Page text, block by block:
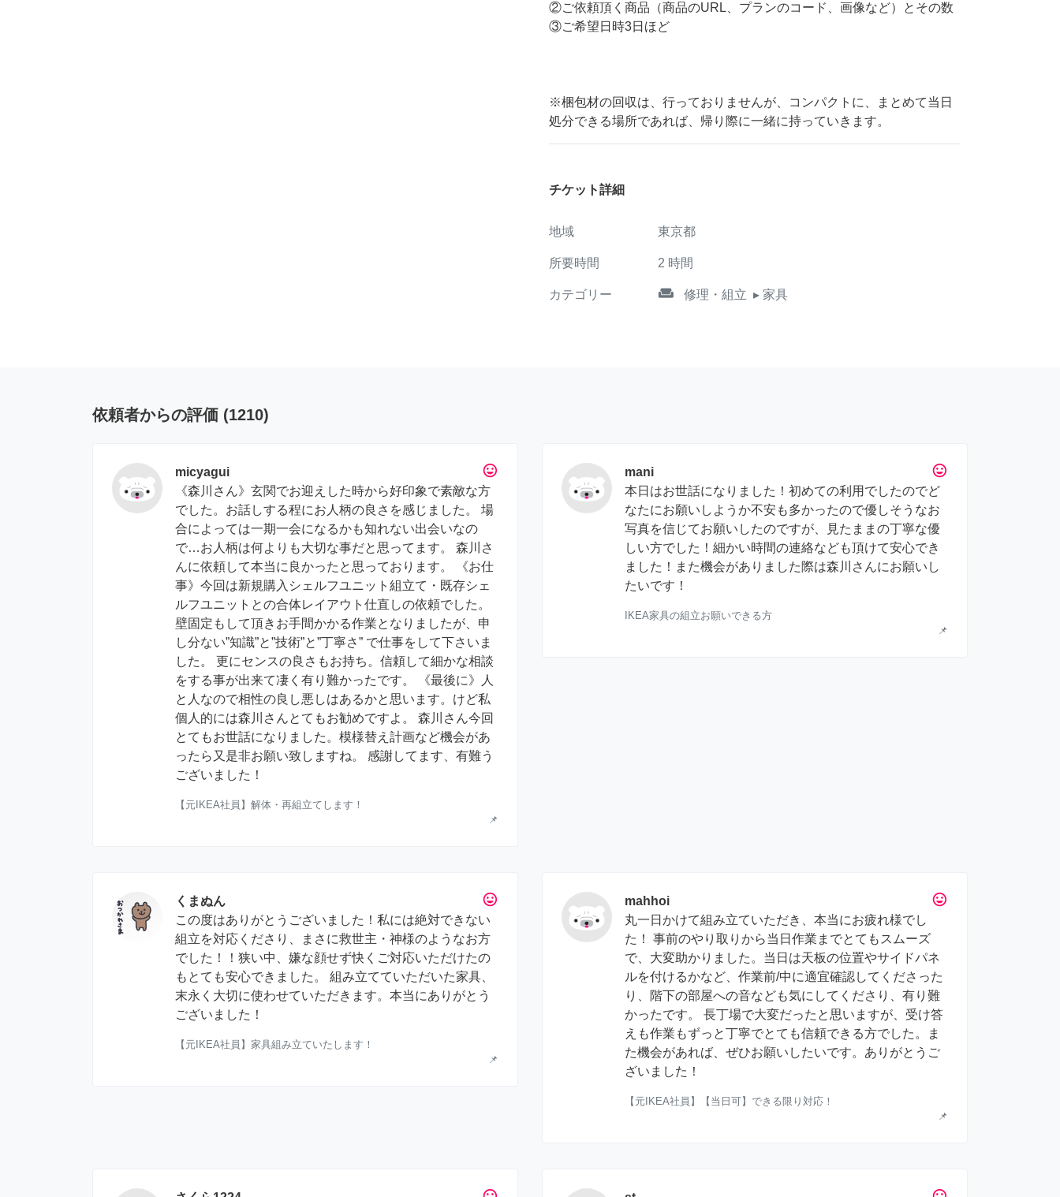
②ご依頼頂く商品（商品のURL、プランのコード、画像など）とその数
③ご希望日時3日ほど
※梱包材の回収は、行っておりませんが、コンパクトに、まとめて当日
処分できる場所であれば、帰り際に一緒に持っていきます。
チケット詳細
地域 東京都
所要時間 2 時間
カテゴリー weekend 修理・組立 ▸ 家具
依頼者からの評価 (1210)
tag_faces
micyagui
《森川さん》玄関でお迎えした時から好印象で素敵な方
でした。お話しする程にお人柄の良さを感じました。 場
合によっては一期一会になるかも知れない出会いなの
で…お人柄は何よりも大切な事だと思ってます。 森川さ
んに依頼して本当に良かったと思っております。 《お仕
事》今回は新規購入シェルフユニット組立て・既存シェ
ルフユニットとの合体レイアウト仕直しの依頼でした。
壁固定もして頂きお手間かかる作業となりましたが、申
し分ない”知識”と”技術”と”丁寧さ” で仕事をして下さいま
した。 更にセンスの良さもお持ち。信頼して細かな相談
をする事が出来て凄く有り難かったです。 《最後に》人
と人なので相性の良し悪しはあるかと思います。けど私
個人的には森川さんとてもお勧めですよ。 森川さん今回
とてもお世話になりました。模様替え計画など機会があ
ったら又是非お願い致しますね。 感謝してます、有難う
ございました！
【元IKEA社員】解体・再組立てします！
📌
tag_faces
mani
本日はお世話になりました！初めての利用でしたのでど
なたにお願いしようか不安も多かったので優しそうなお
写真を信じてお願いしたのですが、見たままの丁寧な優
しい方でした！細かい時間の連絡なども頂けて安心でき
ました！また機会がありました際は森川さんにお願いし
たいです！
IKEA家具の組立お願いできる方
📌
tag_faces
くまぬん
この度はありがとうございました！私には絶対できない
組立を対応くださり、まさに救世主・神様のようなお方
でした！！狭い中、嫌な顔せず快くご対応いただけたの
もとても安心できました。 組み立てていただいた家具、
末永く大切に使わせていただきます。本当にありがとう
ございました！
【元IKEA社員】家具組み立ていたします！
📌
tag_faces
mahhoi
丸一日かけて組み立ていただき、本当にお疲れ様でし
た！ 事前のやり取りから当日作業までとてもスムーズ
で、大変助かりました。当日は天板の位置やサイドパネ
ルを付けるかなど、作業前/中に適宜確認してくださった
り、階下の部屋への音なども気にしてくださり、有り難
かったです。 長丁場で大変だったと思いますが、受け答
えも作業もずっと丁寧でとても信頼できる方でした。ま
た機会があれば、ぜひお願いしたいです。ありがとうご
ざいました！
【元IKEA社員】【当日可】できる限り対応！
📌